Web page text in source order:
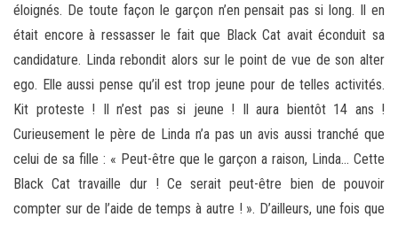
éloignés. De toute façon le garçon n’en pensait pas si long. Il en
était encore à ressasser le fait que Black Cat avait éconduit sa
candidature. Linda rebondit alors sur le point de vue de son alter
ego. Elle aussi pense qu’il est trop jeune pour de telles activités.
Kit proteste ! Il n’est pas si jeune ! Il aura bientôt 14 ans !
Curieusement le père de Linda n’a pas un avis aussi tranché que
celui de sa fille : « Peut-être que le garçon a raison, Linda… Cette
Black Cat travaille dur ! Ce serait peut-être bien de pouvoir
compter sur de l’aide de temps à autre ! ». D’ailleurs, une fois que